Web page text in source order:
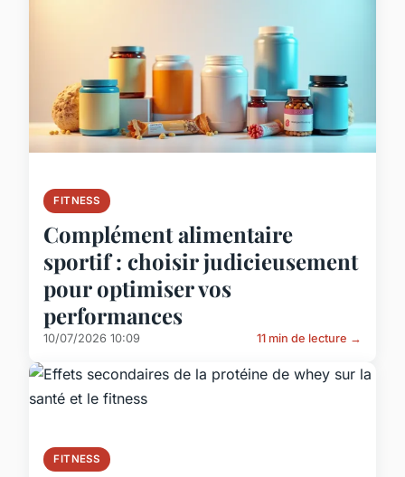
FITNESS
Complément alimentaire
sportif : choisir judicieusement
pour optimiser vos
performances
10/07/2026 10:09 11 min de lecture →
FITNESS